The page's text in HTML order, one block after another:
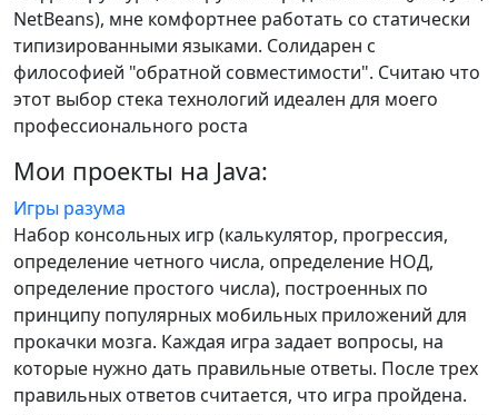
NetBeans), мне комфортнее работать со статически
типизированными языками. Солидарен с
философией "обратной совместимости". Считаю что
этот выбор стека технологий идеален для моего
профессионального роста
Мои проекты на Java:
Игры разума
Набор консольных игр (калькулятор, прогрессия,
определение четного числа, определение НОД,
определение простого числа), построенных по
принципу популярных мобильных приложений для
прокачки мозга. Каждая игра задает вопросы, на
которые нужно дать правильные ответы. После трех
правильных ответов считается, что игра пройдена.